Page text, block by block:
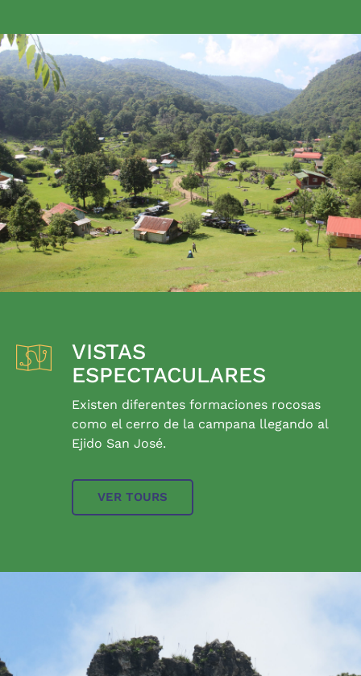
VISTAS
ESPECTACULARES
Existen diferentes formaciones rocosas
como el cerro de la campana llegando al
Ejido San José.
VER TOURS